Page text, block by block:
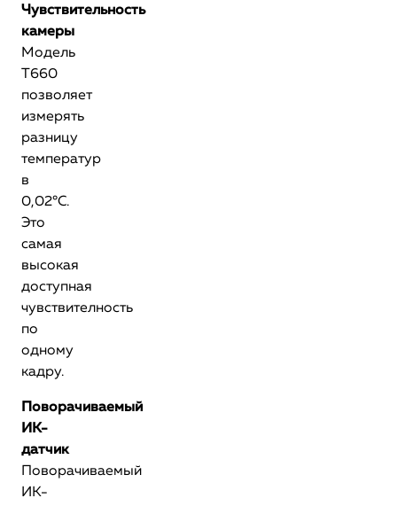
Чувствительность
камеры
Модель
T660
позволяет
измерять
разницу
температур
в
0,02°C.
Это
самая
высокая
доступная
чувствителность
по
одному
кадру.
Поворачиваемый
ИК-
датчик
Поворачиваемый
ИК-